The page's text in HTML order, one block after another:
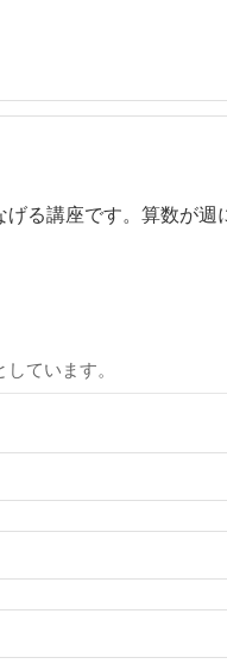
る講座です。算数が
ています。